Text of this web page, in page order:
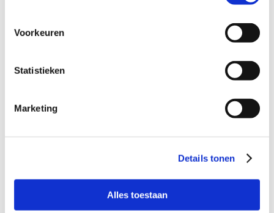
Voorkeuren
Statistieken
Marketing
Details tonen
Alles toestaan
nieuwe aansluiting die we realiseren
zich verder door.
Graag wil ik de leden van NVI
uitdagen om hun maatschappelijke
Ik kijk ernaar uit om samen met jullie